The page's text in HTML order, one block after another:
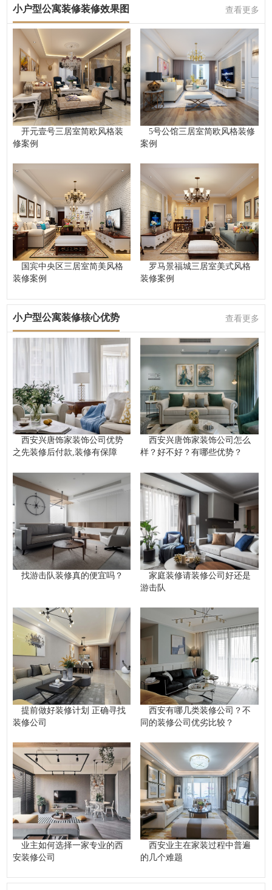
小户型公寓装修装修效果图 查看更多
开元壹号三居室简欧风格装
修案例
5号公馆三居室简欧风格装修
案例
国宾中央区三居室简美风格
装修案例
罗马景福城三居室美式风格
装修案例
小户型公寓装修核心优势 查看更多
西安兴唐饰家装饰公司优势
之先装修后付款,装修有保障
西安兴唐饰家装饰公司怎么
样？好不好？有哪些优势？
找游击队装修真的便宜吗？
家庭装修请装修公司好还是
游击队
提前做好装修计划 正确寻找
装修公司
西安有哪几类装修公司？不
同的装修公司优劣比较？
业主如何选择一家专业的西
安装修公司
西安业主在家装过程中普遍
的几个难题